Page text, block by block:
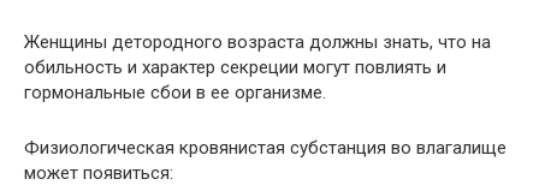
Женщины детородного возраста должны знать, что на
обильность и характер секреции могут повлиять и
гормональные сбои в ее организме.
Физиологическая кровянистая субстанция во влагалище
может появиться: